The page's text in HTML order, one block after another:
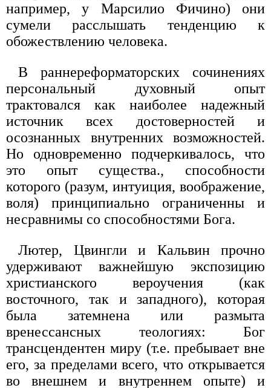
например, у Марсилио Фичино) они
сумели расслышать тенденцию к
обожествлению человека.
В раннереформаторских сочинениях
персональный духовный опыт
трактовался как наиболее надежный
источник всех достоверностей и
осознанных внутренних возможностей.
Но одновременно подчеркивалось, что
это опыт существа., способности
которого (разум, интуиция, воображение,
воля) принципиально ограниченны и
несравнимы со способностями Бога.
Лютер, Цвингли и Кальвин прочно
удерживают важнейшую экспозицию
христианского вероучения (как
восточного, так и западного), которая
была затемнена или размыта
вренессансных теологиях: Бог
трансцендентен миру (т.е. пребывает вне
его, за пределами всего, что открывается
во внешнем и внутреннем опыте) и